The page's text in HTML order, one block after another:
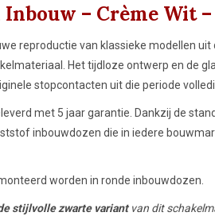
– Crème Wit
reproductie van klassieke modellen uit
Het tijdloze ontwerp en de
stopcontacten uit die periode
met 5 jaar garantie. Dankzij de
inbouwdozen die in iedere
worden in ronde inbouwdozen.
stijlvolle zwarte variantvan dit